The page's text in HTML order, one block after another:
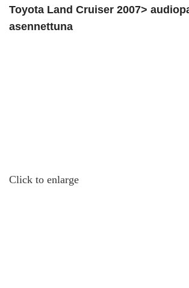
Toyota Land Cruiser 2007>
asennettuna
Click to enlarge